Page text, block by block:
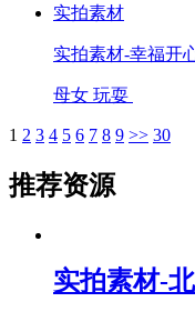
实拍素材
实拍素材-幸福开
母女 玩耍
1 2 3 4 5 6 7 8 9 >> 30
推荐资源
实拍素材-